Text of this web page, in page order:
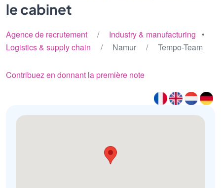
le cabinet
Agence de recrutement / Industry & manufacturing •
Logistics & supply chain / Namur / Tempo-Team
Contribuez en donnant la première note